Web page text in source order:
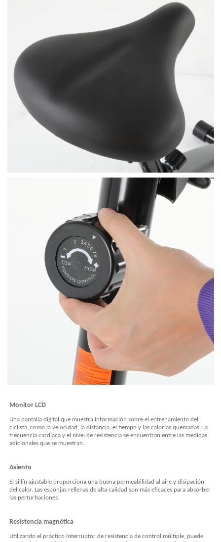
Monitor LCD
Una pantalla digital que muestra información sobre el entrenamiento del
ciclista, como la velocidad, la distancia, el tiempo y las calorías quemadas. La
frecuencia cardíaca y el nivel de resistencia se encuentran entre las medidas
adicionales que se muestran.
Asiento
El sillín ajustable proporciona una buena permeabilidad al aire y disipación
del calor. Las esponjas rellenas de alta calidad son más eficaces para absorber
las perturbaciones.
Resistencia magnética
Utilizando el práctico interruptor de resistencia de control múltiple, puede